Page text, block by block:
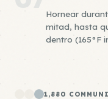
Hornear
mitad, hasta
dentro (165°F
1,880